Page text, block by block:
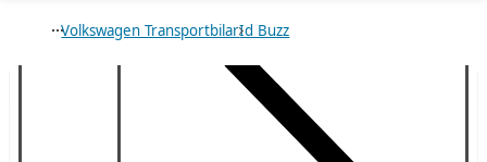
Volkswagen TransportbilarId Buzz